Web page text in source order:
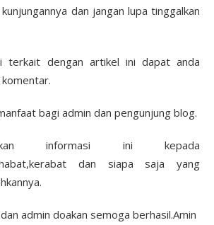
dan jangan lupa tinggalkan
terkait dengan artikel ini dapat anda
bagi admin dan pengunjung blog.
informasi ini kepada
dan siapa saja yang
admin doakan semoga berhasil.Amin